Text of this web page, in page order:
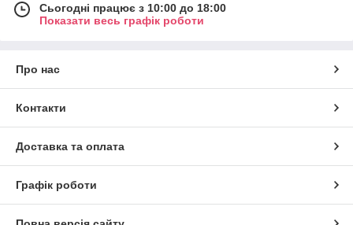
Сьогодні працює з 10:00 до 18:00
Показати весь графік роботи
Про нас
Контакти
Доставка та оплата
Графік роботи